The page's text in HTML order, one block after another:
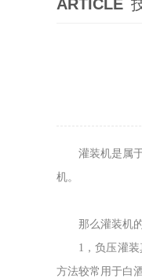
ARTICLE
灌装机是属
机。
那么灌装机
1，负压灌
方法较常用于白